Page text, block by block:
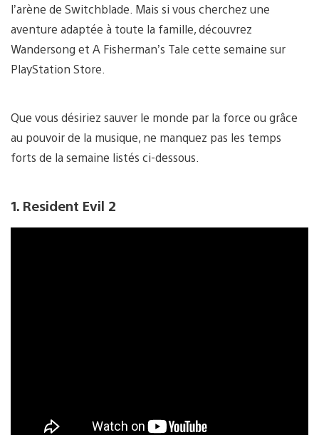
l’arène de Switchblade. Mais si vous cherchez une
aventure adaptée à toute la famille, découvrez
Wandersong et A Fisherman’s Tale cette semaine sur
PlayStation Store.
Que vous désiriez sauver le monde par la force ou grâce
au pouvoir de la musique, ne manquez pas les temps
forts de la semaine listés ci-dessous.
1. Resident Evil 2